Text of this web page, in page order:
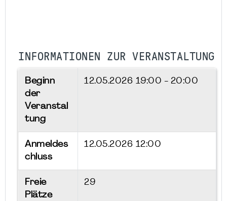
INFORMATIONEN ZUR VERANSTALTUNG
Beginn
der
Veranstal
tung
12.05.2026 19:00 - 20:00
Anmeldes
chluss
12.05.2026 12:00
Freie
Plätze
29